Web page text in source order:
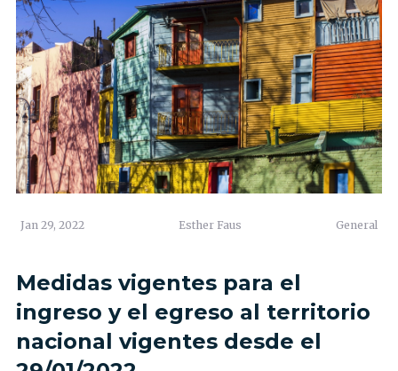
Jan 29, 2022 Esther Faus General
Medidas vigentes para el
ingreso y el egreso al territorio
nacional vigentes desde el